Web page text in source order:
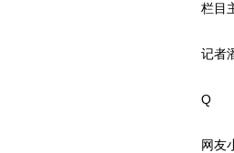
栏目
记者
Q
网友小